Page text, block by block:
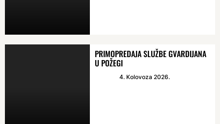
PRIMOPREDAJA SLUŽBE GVARDIJANA
U POŽEGI
4. Kolovoza 2026.